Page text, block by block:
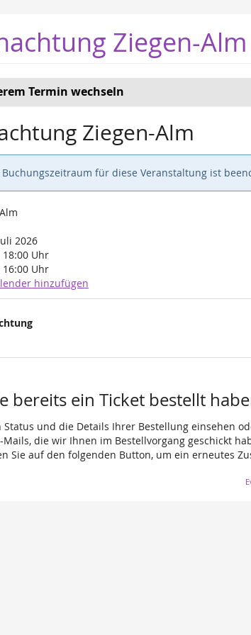
Ziegen-Alm
Termin wechseln
Ziegen-Alm
Buchungszeitraum für diese Veranstaltung ist
2026
18:00 Uhr
16:00 Uhr
hinzufügen
bereits ein Ticket bestellt
Status und die Details Ihrer Bestellung einsehen
die wir Ihnen im Bestellvorgang geschickt
Sie auf den folgenden Button, um ein erneutes